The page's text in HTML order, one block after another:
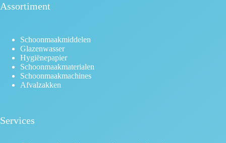
Assortiment
Schoonmaakmiddelen
Glazenwasser
Hygiënepapier
Schoonmaakmaterialen
Schoonmaakmachines
Afvalzakken
Services